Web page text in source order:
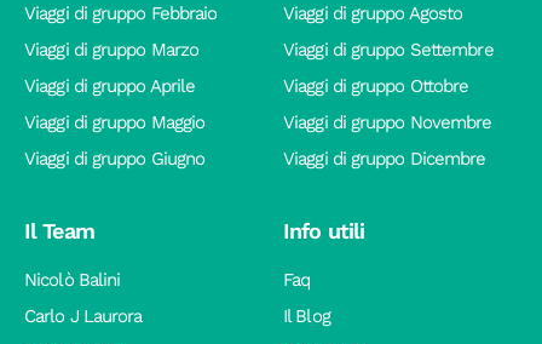
Viaggi di gruppo Febbraio
Viaggi di gruppo Marzo
Viaggi di gruppo Aprile
Viaggi di gruppo Maggio
Viaggi di gruppo Giugno
Viaggi di gruppo Agosto
Viaggi di gruppo Settembre
Viaggi di gruppo Ottobre
Viaggi di gruppo Novembre
Viaggi di gruppo Dicembre
Il Team
Nicolò Balini
Carlo J Laurora
Info utili
Faq
Il Blog